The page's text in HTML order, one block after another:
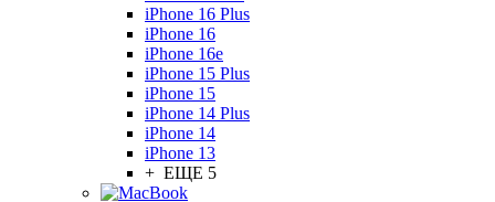
iPhone 16 Plus
iPhone 16
iPhone 16e
iPhone 15 Plus
iPhone 15
iPhone 14 Plus
iPhone 14
iPhone 13
+ ЕЩЕ 5